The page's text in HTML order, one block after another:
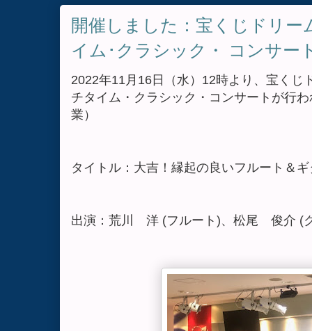
開催しました：宝くじドリー
イム･クラシック・ コンサー
2022年11月16日（水）12時より、宝くじ
チタイム・クラシック・コンサートが行
業）
タイトル：大吉！縁起の良いフルート＆
出演：荒川 洋 (フルート)、松尾 俊介 (